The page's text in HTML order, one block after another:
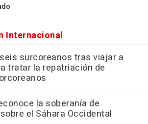
Internacional
surcoreanos tras viajar a
tratar la repatriación de
la soberanía de
el Sáhara Occidental